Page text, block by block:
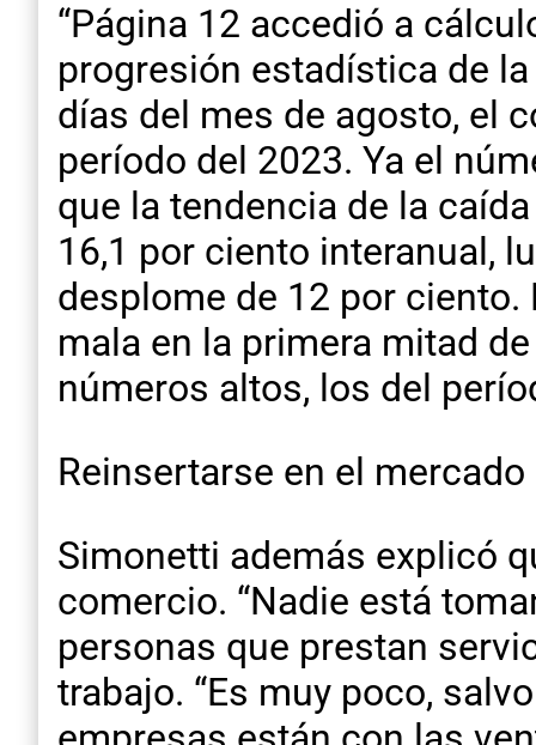
“Página 12 accedió a
progresión estadística de
días del mes de agosto, el
período del 2023. Ya el
que la tendencia de la
16,1 por ciento interanual,
desplome de 12 por ciento.
mala en la primera mitad
números altos, los del
Reinsertarse en el mercado
Simonetti además explicó
comercio. “Nadie está
personas que prestan
trabajo. “Es muy poco,